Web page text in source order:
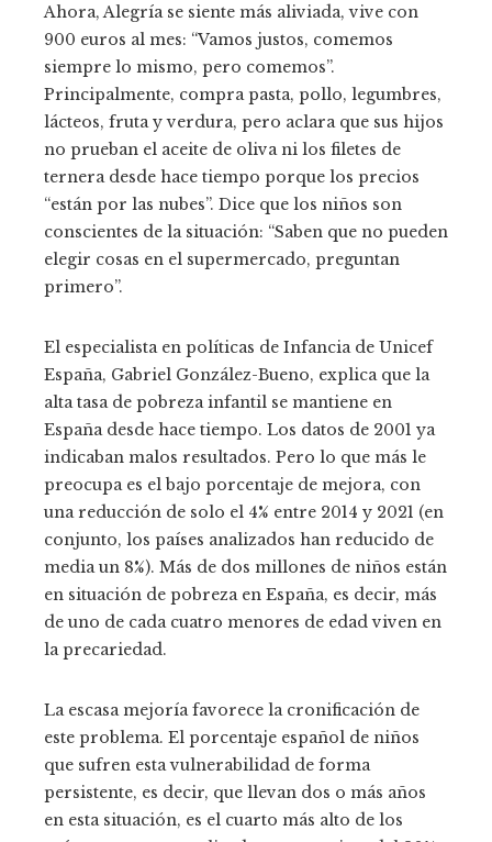
Ahora, Alegría se siente más aliviada, vive con
900 euros al mes: “Vamos justos, comemos
siempre lo mismo, pero comemos”.
Principalmente, compra pasta, pollo, legumbres,
lácteos, fruta y verdura, pero aclara que sus hijos
no prueban el aceite de oliva ni los filetes de
ternera desde hace tiempo porque los precios
“están por las nubes”. Dice que los niños son
conscientes de la situación: “Saben que no pueden
elegir cosas en el supermercado, preguntan
primero”.
El especialista en políticas de Infancia de Unicef
España, Gabriel González-Bueno, explica que la
alta tasa de pobreza infantil se mantiene en
España desde hace tiempo. Los datos de 2001 ya
indicaban malos resultados. Pero lo que más le
preocupa es el bajo porcentaje de mejora, con
una reducción de solo el 4% entre 2014 y 2021 (en
conjunto, los países analizados han reducido de
media un 8%). Más de dos millones de niños están
en situación de pobreza en España, es decir, más
de uno de cada cuatro menores de edad viven en
la precariedad.
La escasa mejoría favorece la cronificación de
este problema. El porcentaje español de niños
que sufren esta vulnerabilidad de forma
persistente, es decir, que llevan dos o más años
en esta situación, es el cuarto más alto de los